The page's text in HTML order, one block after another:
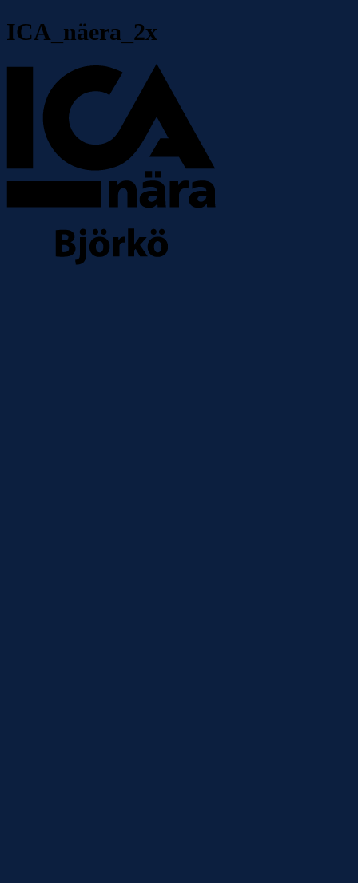
ICA_näera_2x